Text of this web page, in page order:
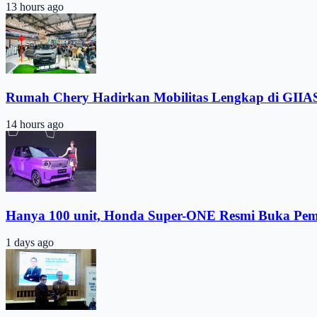
13 hours ago
Rumah Chery Hadirkan Mobilitas Lengkap di
14 hours ago
Hanya 100 unit, Honda Super-ONE Resmi Buka
1 days ago